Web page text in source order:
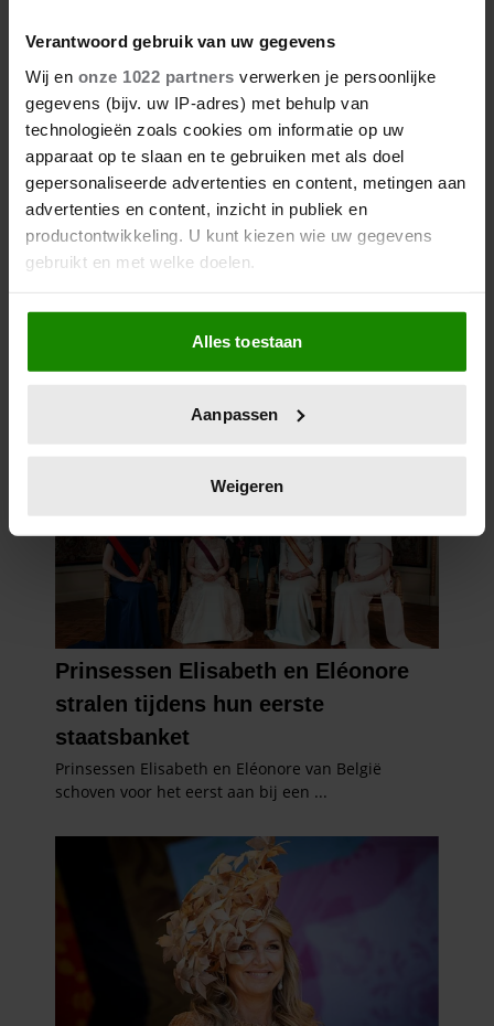
Verantwoord gebruik van uw gegevens
Wij en onze 1022 partners verwerken je persoonlijke
gegevens (bijv. uw IP-adres) met behulp van
technologieën zoals cookies om informatie op uw
apparaat op te slaan en te gebruiken met als doel
gepersonaliseerde advertenties en content, metingen aan
advertenties en content, inzicht in publiek en
productontwikkeling. U kunt kiezen wie uw gegevens
gebruikt en met welke doelen.
Als u het toestaat, willen we ook graag:
Informatie verzamelen over uw geografische
locatie, die tot een paar meter nauwkeurig kan zijn
scannen op specifieke eigenschappen (fingerprinting)
verwerkt en stel uw voorkeuren in het
intrekken in de Cookieverklaring.
We gebruiken cookies om content en advertenties te
personaliseren, om functies voor social media te bieden
en om ons websiteverkeer te analyseren. Ook delen we
informatie over uw gebruik van onze site met onze
partners voor social media, adverteren en analyse. Deze
partners kunnen deze gegevens combineren met andere
informatie die u aan ze heeft verstrekt of die ze hebben
verzameld op basis van uw gebruik van hun services. U
gaat akkoord met onze cookies als u onze website blijft
Alles toestaan
Aanpassen
Weigeren